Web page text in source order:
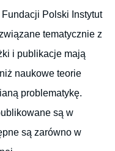
Polski Instytut
tematycznie z
i publikacje mają
naukowe teorie
problematykę.
są w
są zarówno w